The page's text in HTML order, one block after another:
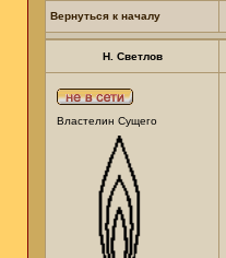
Вернуться к началу
Н. Светлов
Властелин Сущего